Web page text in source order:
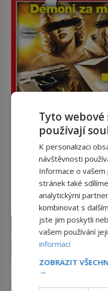
Tyto
používají
K personalizaci
návštěvnosti
Informace o vašem
stránek také
analytickými
kombinovat s
jste jim poskytli
vašem používání
informací
ZOBRAZIT
→